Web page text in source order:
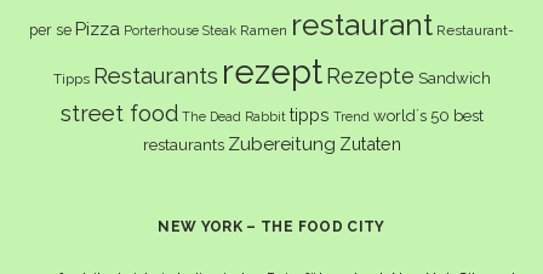
per se Pizza Porterhouse Steak Ramen restaurant Restaurant-
Tipps Restaurants rezept Rezepte Sandwich
street food The Dead Rabbit tipps Trend world´s 50 best
restaurants Zubereitung Zutaten
NEW YORK – THE FOOD CITY